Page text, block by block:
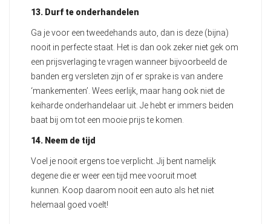
13. Durf te onderhandelen
Ga je voor een tweedehands auto, dan is deze (bijna)
nooit in perfecte staat. Het is dan ook zeker niet gek om
een prijsverlaging te vragen wanneer bijvoorbeeld de
banden erg versleten zijn of er sprake is van andere
‘mankementen’. Wees eerlijk, maar hang ook niet de
keiharde onderhandelaar uit. Je hebt er immers beiden
baat bij om tot een mooie prijs te komen.
14. Neem de tijd
Voel je nooit ergens toe verplicht. Jij bent namelijk
degene die er weer een tijd mee vooruit moet
kunnen. Koop daarom nooit een auto als het niet
helemaal goed voelt!